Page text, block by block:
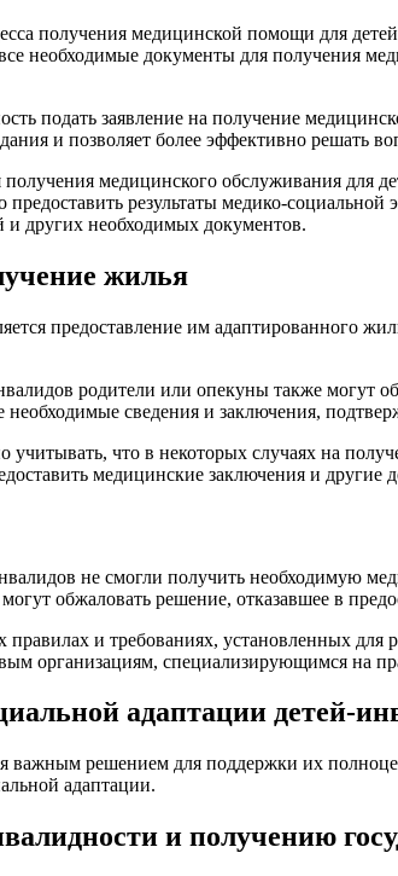
получения медицинской помощи для
необходимые документы для получения
подать заявление на получение
и позволяет более эффективно решать
медицинского обслуживания
предоставить результаты медико-
и других необходимых документов.
жилья
предоставление им адаптированного
родители или опекуны также могут
сведения и заключения,
что в некоторых случаях на
медицинские заключения и
не смогли получить необходимую
обжаловать решение, отказавшее в
и требованиях, установленных
организациям, специализирующимся на
адаптации детей-
важным решением для поддержки их
адаптации.
и получению